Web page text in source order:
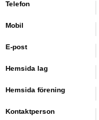
Telefon
Mobil
E-post
Hemsida lag
Hemsida förening
Kontaktperson